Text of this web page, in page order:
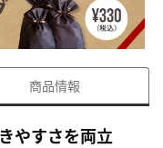
商品情報
やすさを両立